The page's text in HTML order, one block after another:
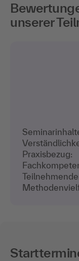
unserer
Praxisbezug: